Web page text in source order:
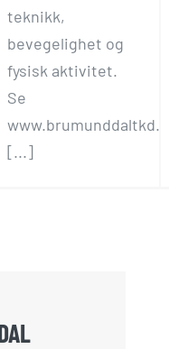
teknikk,
bevegelighet og
fysisk aktivitet.
Se
www.brumunddaltkd.no
[...]